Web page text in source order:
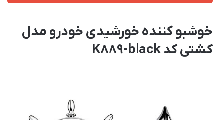
خوشبو کننده خورشیدی خودرو مدل
کشتی کد K889-black